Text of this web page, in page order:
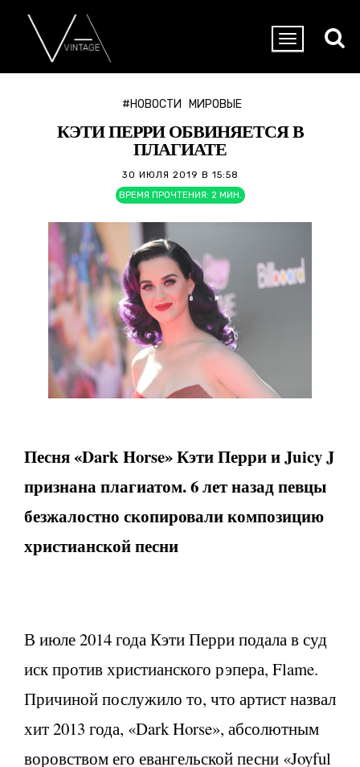
#НОВОСТИ МИРОВЫЕ
КЭТИ ПЕРРИ ОБВИНЯЕТСЯ В
ПЛАГИАТЕ
30 ИЮЛЯ 2019 В 15:58
ВРЕМЯ ПРОЧТЕНИЯ: 2 МИН.
Песня «Dark Horse» Кэти Перри и Juicy J
признана плагиатом. 6 лет назад певцы
безжалостно скопировали композицию
христианской песни
В июле 2014 года Кэти Перри подала в суд
иск против христианского рэпера, Flame.
Причиной послужило то, что артист назвал
хит 2013 года, «Dark Horse», абсолютным
воровством его евангельской песни «Joyful